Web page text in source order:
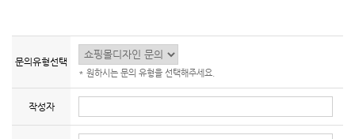
문의유형선택
* 원하시는 문의 유형을 선택해주세요.
작성자